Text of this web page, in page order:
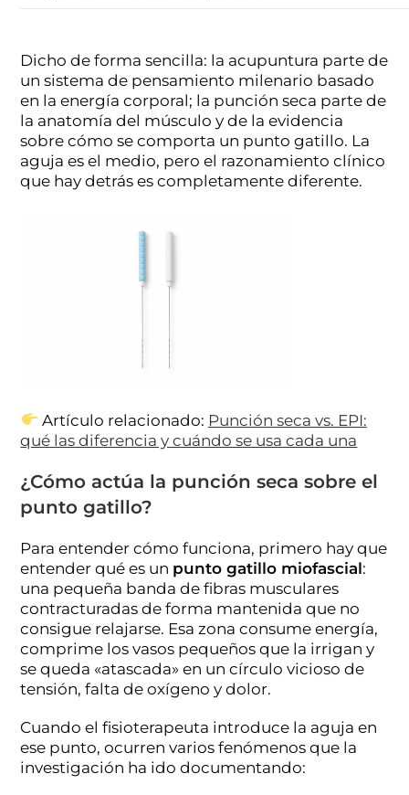
Dicho de forma sencilla: la acupuntura parte de
un sistema de pensamiento milenario basado
en la energía corporal; la punción seca parte de
la anatomía del músculo y de la evidencia
sobre cómo se comporta un punto gatillo. La
aguja es el medio, pero el razonamiento clínico
que hay detrás es completamente diferente.
Artículo relacionado: Punción seca vs. EPI:
qué las diferencia y cuándo se usa cada una
¿Cómo actúa la punción seca sobre el
punto gatillo?
Para entender cómo funciona, primero hay que
entender qué es un punto gatillo miofascial:
una pequeña banda de fibras musculares
contracturadas de forma mantenida que no
consigue relajarse. Esa zona consume energía,
comprime los vasos pequeños que la irrigan y
se queda «atascada» en un círculo vicioso de
tensión, falta de oxígeno y dolor.
Cuando el fisioterapeuta introduce la aguja en
ese punto, ocurren varios fenómenos que la
investigación ha ido documentando: